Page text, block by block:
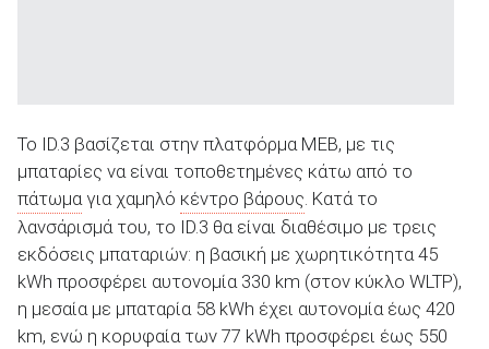
Το ID.3 βασίζεται στην πλατφόρμα MEB, με τις
μπαταρίες να είναι τοποθετημένες κάτω από το
πάτωμαγια χαμηλό κέντρο βάρους. Κατά το
λανσάρισμά του, το ID.3 θα είναι διαθέσιμο με τρεις
εκδόσεις μπαταριών: η βασική με χωρητικότητα 45
kWh προσφέρει αυτονομία 330 km (στον κύκλο WLTP),
η μεσαία με μπαταρία 58 kWh έχει αυτονομία έως 420
km, ενώ η κορυφαία των 77 kWh προσφέρει έως 550